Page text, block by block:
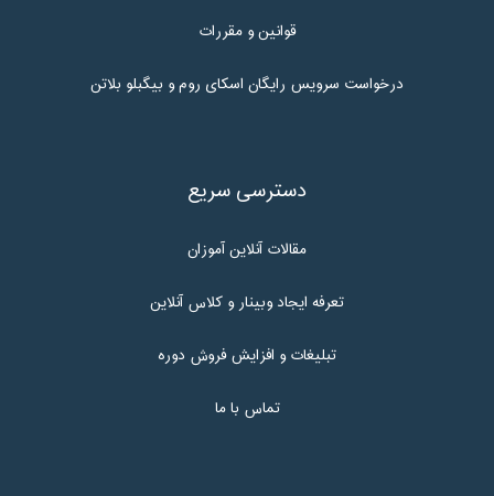
قوانین و مقررات
درخواست سرویس رایگان اسکای روم و بیگبلو بلاتن
دسترسی سریع
مقالات آنلاین آموزان
تعرفه ایجاد وبینار و کلاس آنلاین
تبلیغات و افزایش فروش دوره
تماس با ما